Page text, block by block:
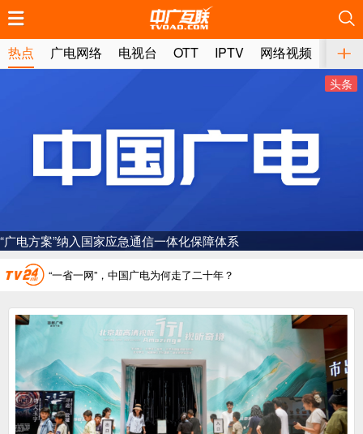
热点 广电网络 电视台 OTT IPTV 网络视频 媒体
头条
“广电方案”纳入国家应急通信一体化保障体系
AI赋能微短剧产业“沪8条”发布
一电视频道开播
“一省一网”，中国广电为何走了二十年？
广电总局对互联网电视自动续费专项治理
中国广电：编制一体化电视技术标准白皮书
推荐
推荐
推荐
推荐
推荐
推荐
推荐
推荐
推荐
推荐
推荐
推荐
推荐
推荐
推荐
推荐
推荐
推荐
推荐
推荐